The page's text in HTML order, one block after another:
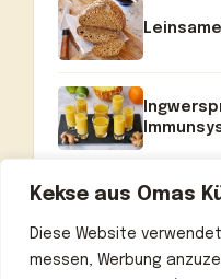
Kekse aus Omas
Diese Website
messen, Werbung